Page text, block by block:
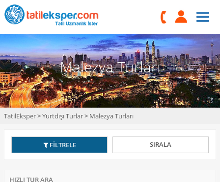
Malezya Turları
TatilEksper>Yurtdışı Turlar> Malezya Turları
FİLTRELE SIRALA
HIZLI TUR ARA